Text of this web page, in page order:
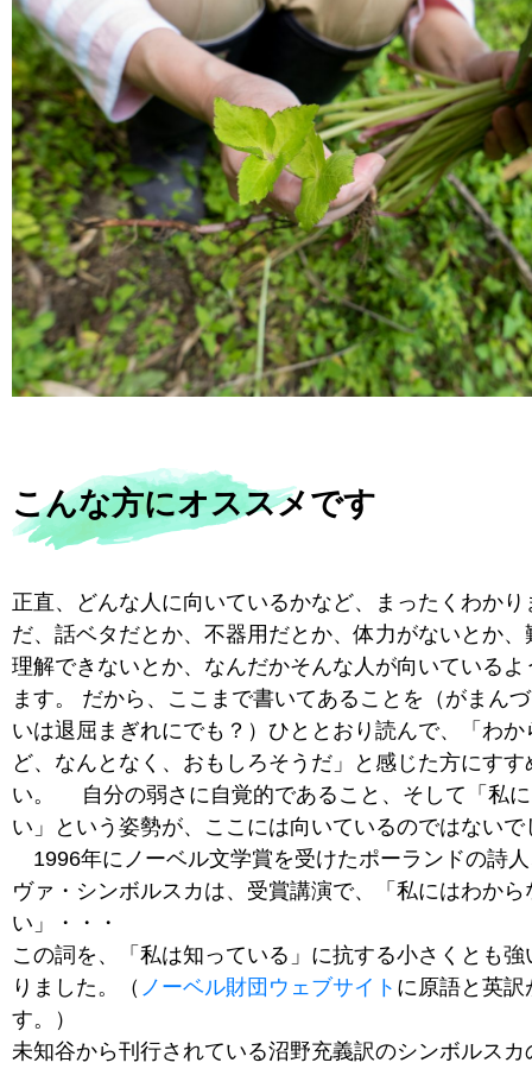
こんな方にオススメです
正直、どんな人に向いているかなど、まったくわかり
だ、話ベタだとか、不器用だとか、体力がないとか、
理解できないとか、なんだかそんな人が向いているよ
ます。 だから、ここまで書いてあることを（がまん
いは退屈まぎれにでも？）ひととおり読んで、「わか
ど、なんとなく、おもしろそうだ」と感じた方にすす
い。 自分の弱さに自覚的であること、そして「私
い」という姿勢が、ここには向いているのではないで
1996年にノーベル文学賞を受けたポーランドの詩
ヴァ・シンボルスカは、受賞講演で、「私にはわから
い」・・・
この詞を、「私は知っている」に抗する小さくとも強
りました。（ ノーベル財団ウェブサイト に原語と英訳
す。）
未知谷から刊行されている沼野充義訳のシンボルスカ